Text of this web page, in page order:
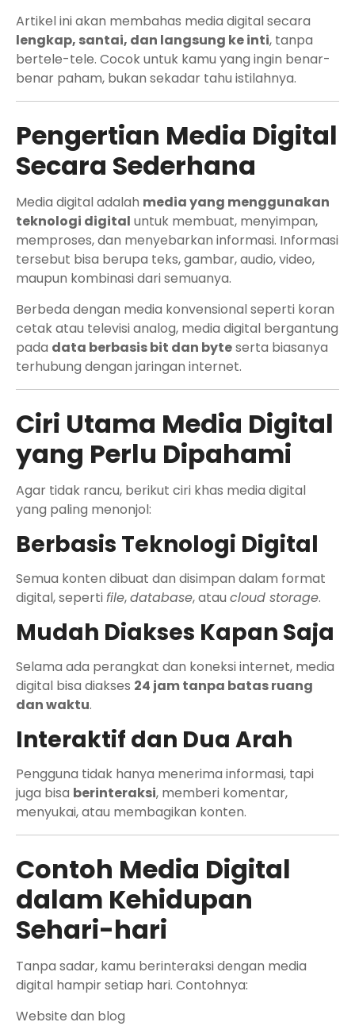
Artikel ini akan membahas media digital secara
lengkap, santai, dan langsung ke inti, tanpa
bertele-tele. Cocok untuk kamu yang ingin benar-
benar paham, bukan sekadar tahu istilahnya.
Pengertian Media Digital
Secara Sederhana
Media digital adalah media yang menggunakan
teknologi digital untuk membuat, menyimpan,
memproses, dan menyebarkan informasi. Informasi
tersebut bisa berupa teks, gambar, audio, video,
maupun kombinasi dari semuanya.
Berbeda dengan media konvensional seperti koran
cetak atau televisi analog, media digital bergantung
pada data berbasis bit dan byteserta biasanya
terhubung dengan jaringan internet.
Ciri Utama Media Digital
yang Perlu Dipahami
Agar tidak rancu, berikut ciri khas media digital
yang paling menonjol:
Berbasis Teknologi Digital
Semua konten dibuat dan disimpan dalam format
digital, sepertifile,database, atau cloud storage.
Mudah Diakses Kapan Saja
Selama ada perangkat dan koneksi internet, media
digital bisa diakses 24 jam tanpa batas ruang
dan waktu.
Interaktif dan Dua Arah
Pengguna tidak hanya menerima informasi, tapi
juga bisa berinteraksi, memberi komentar,
menyukai, atau membagikan konten.
Contoh Media Digital
dalam Kehidupan
Sehari-hari
Tanpa sadar, kamu berinteraksi dengan media
digital hampir setiap hari. Contohnya:
Website dan blog